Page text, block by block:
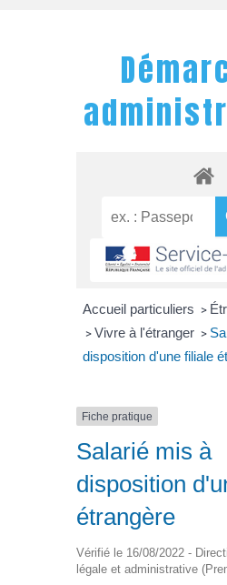
Accueil particuliers >
> Vivre à l'étranger >
disposition d'une filiale
Fiche pratique
Salarié mis à
disposition
étrangère
Vérifié le 16/08/2022 -
légale et administrative